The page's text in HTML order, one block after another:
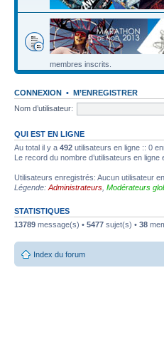
membres inscrits.
CONNEXION • M’ENREGISTRER
Nom d’utilisateur:
QUI EST EN LIGNE
Au total il y a 492 utilisateurs en ligne :: 0
Le record du nombre d’utilisateurs en ligne
Utilisateurs enregistrés: Aucun utilisateur
Légende: Administrateurs Modérateurs
STATISTIQUES
13789 message(s) • 5477 sujet(s) • 38
Index du forum